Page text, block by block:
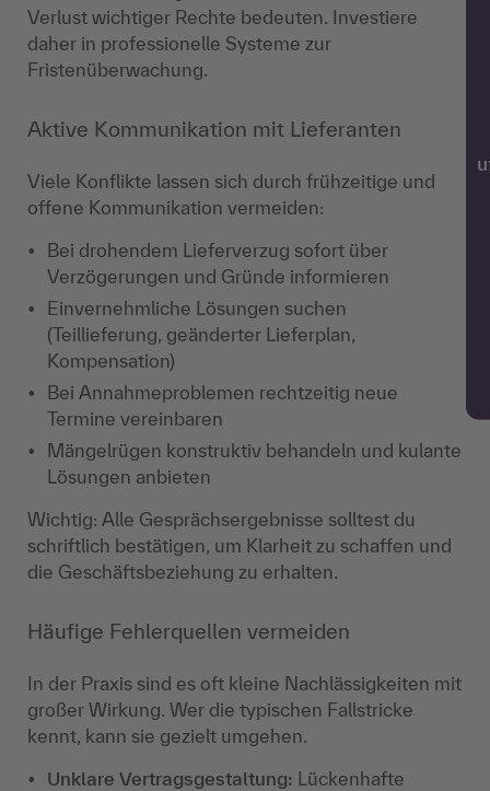
Verlust wichtiger Rechte bedeuten. Investiere
daher in professionelle Systeme zur
Fristenüberwachung.
Aktive Kommunikation mit Lieferanten
Viele Konflikte lassen sich durch frühzeitige und
offene Kommunikation vermeiden:
Bei drohendem Lieferverzug sofort über
Verzögerungen und Gründe informieren
Einvernehmliche Lösungen suchen
(Teillieferung, geänderter Lieferplan,
Kompensation)
Bei Annahmeproblemen rechtzeitig neue
Termine vereinbaren
Mängelrügen konstruktiv behandeln und kulante
Lösungen anbieten
Wichtig: Alle Gesprächsergebnisse solltest du
schriftlich bestätigen, um Klarheit zu schaffen und
die Geschäftsbeziehung zu erhalten.
Häufige Fehlerquellen vermeiden
In der Praxis sind es oft kleine Nachlässigkeiten mit
großer Wirkung. Wer die typischen Fallstricke
kennt, kann sie gezielt umgehen.
Unklare Vertragsgestaltung: Lückenhafte